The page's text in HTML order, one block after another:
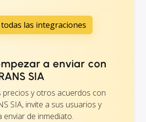
las integraciones
a enviar con
SIA
precios y otros acuerdos con
SIA, invite a sus usuarios y
enviar de inmediato.